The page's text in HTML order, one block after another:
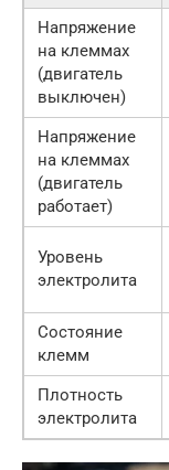
Напряжение
на клеммах
(двигатель
выключен)
Напряжение
на клеммах
(двигатель
работает)
Уровень
электролита
Состояние
клемм
Плотность
электролита